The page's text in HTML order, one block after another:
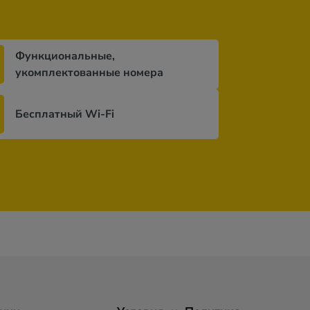
Функциональные,
укомплектованные номера
Бесплатный Wi-Fi